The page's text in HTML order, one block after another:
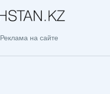
Реклама на сайте